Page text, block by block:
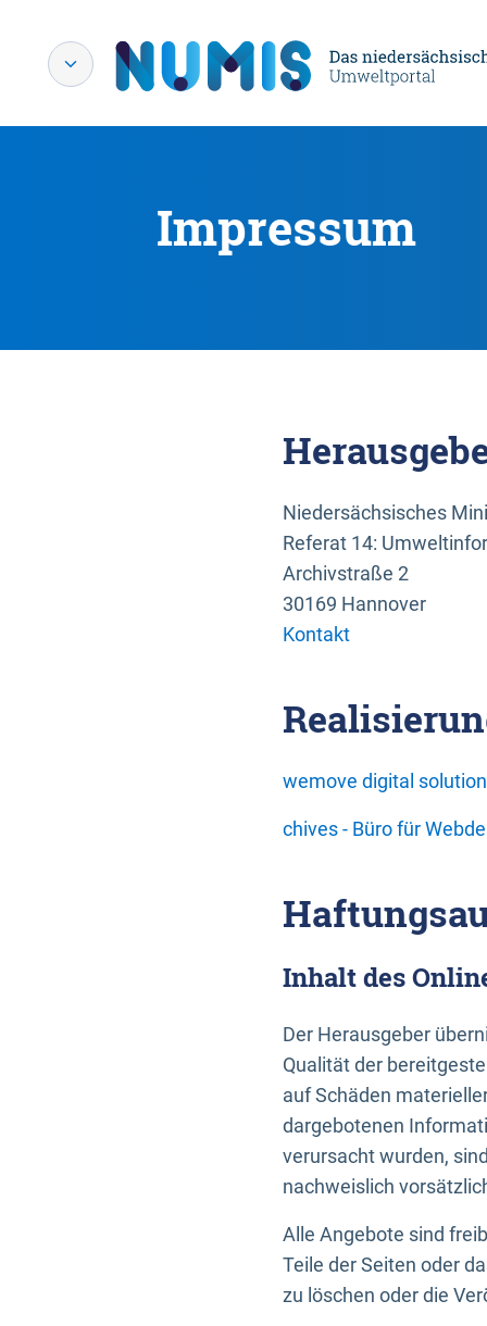
Impressum
Niedersächsisches
Referat 14:
Archivstraße 2
30169 Hannover
Kontakt
wemove digital
chives - Büro für
Inhalt des
Der Herausgeber
Qualität der
auf Schäden
dargebotenen
verursacht wurden,
nachweislich
Alle Angebote sind
Teile der Seiten oder
zu löschen oder die